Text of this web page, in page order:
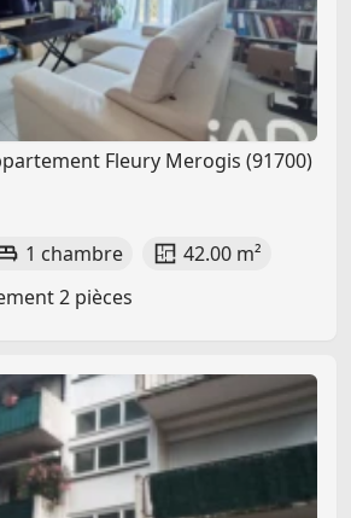
Fleury Merogis (91700)
1 chambre
42.00 m²
2 pièces